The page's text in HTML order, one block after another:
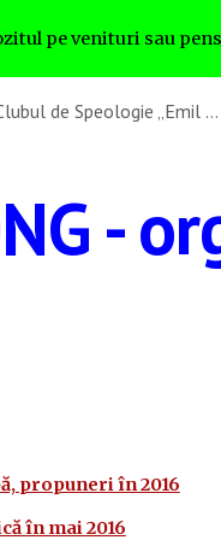
pe venituri sau
natura, Clubul de Speologie „Emil Racoviță” București, romanianatura1 - GA4
-
propuneri în 2016
în mai 2016